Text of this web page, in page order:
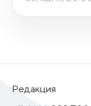
Редакция